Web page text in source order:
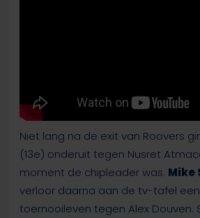
Niet lang na de exit van Roovers
(13e) onderuit tegen Nusret
moment de chipleader was. Mike
verloor daarna aan de tv-tafel een
toernooileven tegen Alex Douven.